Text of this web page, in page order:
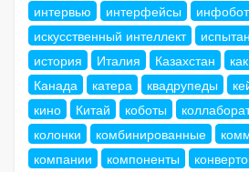
интервью
интерфейсы
искусственный интеллект
история
Италия Казахстан
Канада
катера квадрупеды
кино
Китай коботы
колонки
комбинированные
компании
компоненты